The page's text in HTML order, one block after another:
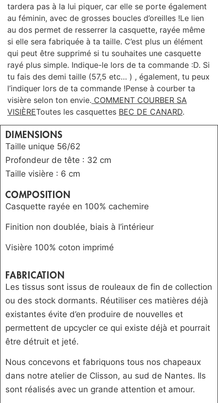
tardera pas à la lui piquer, car elle se porte également
au féminin, avec de grosses boucles d’oreilles !Le lien
au dos permet de resserrer la casquette, rayée même
si elle sera fabriquée à ta taille. C’est plus un élément
qui peut être supprimé si tu souhaites une casquette
rayé plus simple. Indique-le lors de ta commande :D. Si
tu fais des demi taille (57,5 etc… ) , également, tu peux
l’indiquer lors de ta commande !Pense à courber ta
visière selon ton envie. COMMENT COURBER SA
VISIÈREToutes les casquettes BEC DE CANARD.
DIMENSIONS
Taille unique 56/62
Profondeur de tête : 32 cm
Taille visière : 6 cm
COMPOSITION
Casquette rayée en 100% cachemire
Finition non doublée, biais à l’intérieur
Visière 100% coton imprimé
FABRICATION
Les tissus sont issus de rouleaux de fin de collection
ou des stock dormants. Réutiliser ces matières déjà
existantes évite d’en produire de nouvelles et
permettent de upcycler ce qui existe déjà et pourrait
être détruit et jeté.
Nous concevons et fabriquons tous nos chapeaux
dans notre atelier de Clisson, au sud de Nantes. Ils
sont réalisés avec un grande attention et amour.